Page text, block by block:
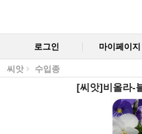
로그인 마이페이지
씨앗 수입종
[씨앗]비올라-